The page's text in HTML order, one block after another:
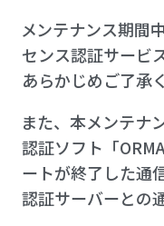
メンテナンス期間中は、対象ソフトウェアのライ
センス認証サービ
あらかじめご了承
また、本メンテナンス実施後は、旧バージョンの
認証ソフト「
ートが終了した通
認証サーバーとの